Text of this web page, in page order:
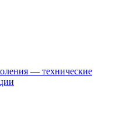
— технические